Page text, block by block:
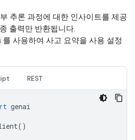
추론 과정에 대한 인사이트를 제공
출력만 반환됩니다.
를 사용하여 사고 요약을 사용 설정
REST
genai
()